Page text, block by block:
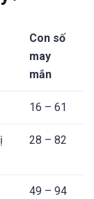
Con số
may
mắn
16 – 61
28 – 82
49 – 94